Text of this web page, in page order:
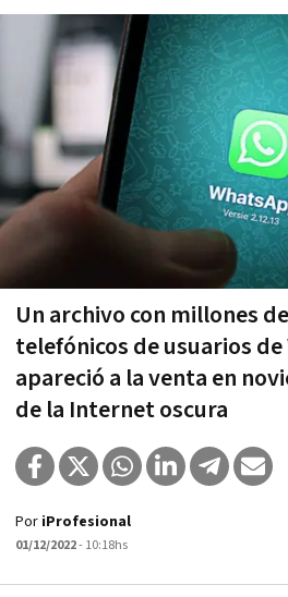
Un archivo con millones
telefónicos de usuarios
apareció a la venta en
de la Internet oscura
Por iProfesional
01/12/2022- 10:18hs